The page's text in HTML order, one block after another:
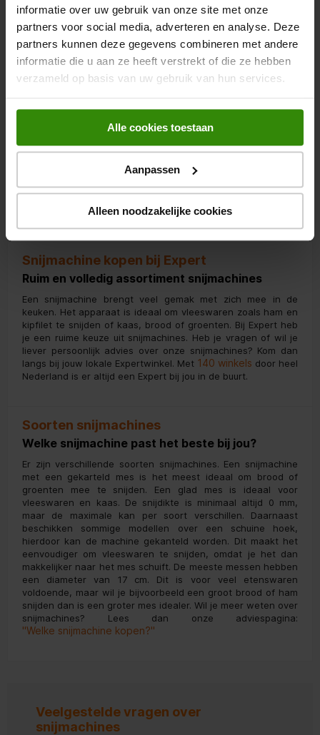
informatie over uw gebruik van onze site met onze
partners voor social media, adverteren en analyse. Deze
partners kunnen deze gegevens combineren met andere
informatie die u aan ze heeft verstrekt of die ze hebben
verzameld op basis van uw gebruik van hun services.
Alle cookies toestaan
Aanpassen
Alleen noodzakelijke cookies
Snijmachine
4.8 (5)
Severin
41,95
Snijmachine kopen bij Expert
Ruim en volledig assortiment snijmachines
Een snijmachine brengt veel gemak met zich mee in de
keuken. Het apparaat is ideaal om vleeswaren zoals ham en
kipfilet te snijden of kaas, brood of groenten. Bij Expert heb
je een ruime keuze uit snijmachines. Heb je vragen of wil je
liever persoonlijk advies over onze snijmachines? Kom dan
langs bij jouw lokale Expertwinkel. Met 140 winkels door heel
Nederland is er altijd een Expert bij jou in de buurt.
Soorten snijmachines
Welke snijmachine past het beste bij jou?
Er zijn verschillende soorten snijmachines. Een snijmachine
met een gekarteld mes is het meest ideaal om brood of
groenten mee te snijden. Een glad mes is ideaal voor
vleeswaren en kaas. De snijdikte is minimaal altijd 0 mm,
maar de maximale kan per soort verschillen. Daarnaast
beschikken sommige modellen over een schuine hoek,
hierdoor kan de machine gekanteld worden. Dit maakt het
eenvoudiger om vleeswaren te snijden, omdat je het dan
makkelijker naar het mes schuift. De meeste messen hebben
een diameter van 17 cm. Dit is voor veel etenswaren
voldoende, maar wil je bijvoorbeeld een groot brood of ham
snijden dan is een groter mes idealer. Wil je meer weten over
snijmachines? Lees dan onze adviespagina:
''Welke snijmachine kopen?''
Veelgestelde vragen over
snijmachines